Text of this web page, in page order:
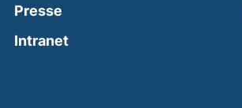
Presse
Intranet(external link, opens in a